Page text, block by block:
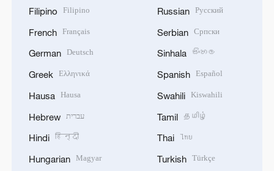
Filipino Filipino
French Français
German Deutsch
Greek Ελληνικά
Hausa Hausa
Hebrew עברית
Hindi हिन्दी
Hungarian Magyar
Russian Русский
Serbian Српски
Sinhala සිංහල
Spanish Español
Swahili Kiswahili
Tamil தமிழ்
Thai ไทย
Turkish Türkçe